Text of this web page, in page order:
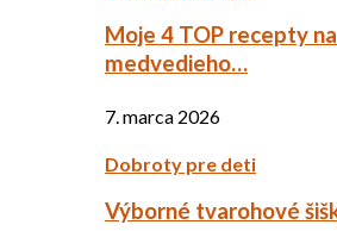
Moje 4 TOP recepty
medvedieho…
7. marca 2026
Dobroty pre deti
Výborné tvarohové